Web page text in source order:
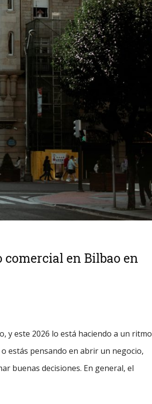
en Bilbao en
y este 2026 lo está haciendo a un ritmo
estás pensando en abrir un negocio,
buenas decisiones. En general, el